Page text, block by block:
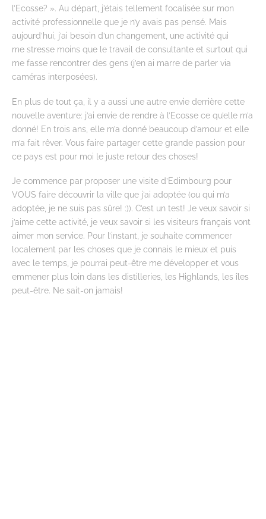
l’Ecosse? ». Au départ, j’étais tellement focalisée sur mon
activité professionnelle que je n’y avais pas pensé. Mais
aujourd’hui, j’ai besoin d’un changement, une activité qui
me stresse moins que le travail de consultante et surtout qui
me fasse rencontrer des gens (j’en ai marre de parler via
caméras interposées).
En plus de tout ça, il y a aussi une autre envie derrière cette
nouvelle aventure: j’ai envie de rendre à l’Ecosse ce qu’elle m’a
donné! En trois ans, elle m’a donné beaucoup d’amour et elle
m’a fait rêver. Vous faire partager cette grande passion pour
ce pays est pour moi le juste retour des choses!
Je commence par proposer une visite d’Edimbourg pour
VOUS faire découvrir la ville que j’ai adoptée (ou qui m’a
adoptée, je ne suis pas sûre! :)). C’est un test! Je veux savoir si
j’aime cette activité, je veux savoir si les visiteurs français vont
aimer mon service. Pour l’instant, je souhaite commencer
localement par les choses que je connais le mieux et puis
avec le temps, je pourrai peut-être me développer et vous
emmener plus loin dans les distilleries, les Highlands, les îles
peut-être. Ne sait-on jamais!